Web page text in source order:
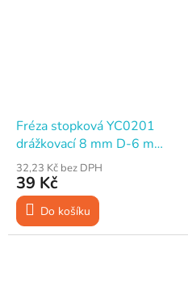
Fréza stopková YC0201
drážkovací 8 mm D-6 mm
H-19 mm
32,23 Kč bez DPH
39 Kč
Do košíku